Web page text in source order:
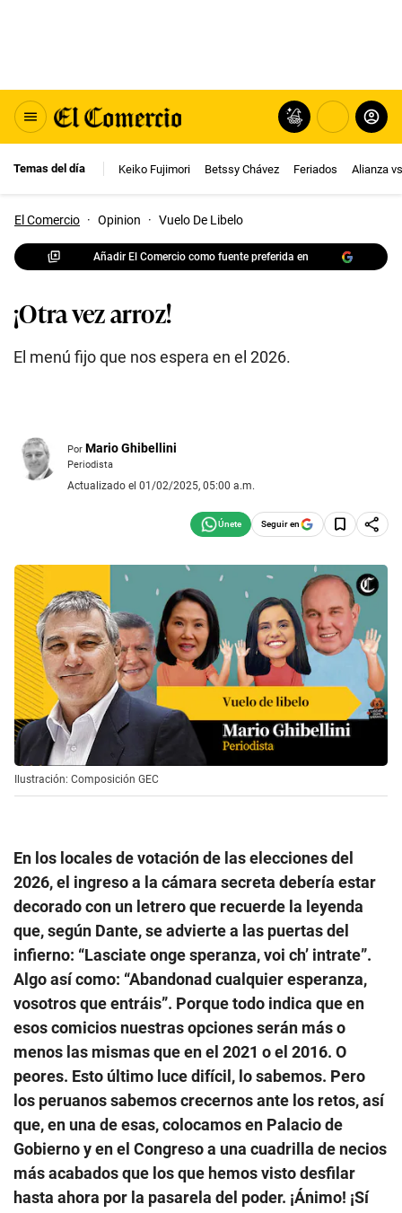
Temas del día Keiko Fujimori Betssy Chávez Feriados Alianza
El Comercio · Opinion · Vuelo De Libelo
Añadir El Comercio como fuente preferida en
¡Otra vez arroz!
El menú fijo que nos espera en el 2026.
Por Mario Ghibellini
Periodista
Actualizado el 01/02/2025, 05:00 a.m.
Seguir en
Ilustración: Composición GEC
En los locales de votación de las elecciones del
2026, el ingreso a la cámara secreta debería estar
decorado con un letrero que recuerde la leyenda
que, según Dante, se advierte a las puertas del
infierno: “Lasciate onge speranza, voi ch’ intrate”.
Algo así como: “Abandonad cualquier esperanza,
vosotros que entráis”. Porque todo indica que en
esos comicios nuestras opciones serán más o
menos las mismas que en el 2021 o el 2016. O
peores. Esto último luce difícil, lo sabemos. Pero
los peruanos sabemos crecernos ante los retos, así
que, en una de esas, colocamos en Palacio de
Gobierno y en el Congreso a una cuadrilla de necios
más acabados que los que hemos visto desfilar
hasta ahora por la pasarela del poder. ¡Ánimo! ¡Sí